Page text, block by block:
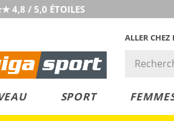
/ 5,0 ÉTOILES
ALLER
SPORT